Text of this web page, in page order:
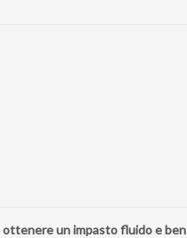
un impasto fluido e ben